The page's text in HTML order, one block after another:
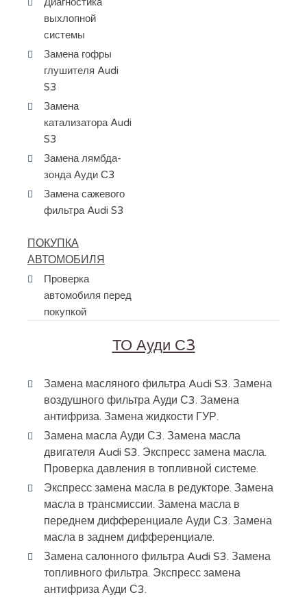
выхлопной
системы
Замена гофры
глушителя Audi
S3
Замена
катализатора Audi
S3
Замена лямбда-
зонда Ауди С3
Замена сажевого
фильтра Audi S3
ПОКУПКА
АВТОМОБИЛЯ
Проверка
автомобиля перед
покупкой
ТО Ауди С3
Замена масляного фильтра Audi S3. Замена
воздушного фильтра Ауди С3. Замена
антифриза. Замена жидкости ГУР.
Замена масла Ауди С3. Замена масла
двигателя Audi S3. Экспресс замена масла.
Проверка давления в топливной системе.
Экспресс замена масла в редукторе. Замена
масла в трансмиссии. Замена масла в
переднем дифференциале Ауди С3. Замена
масла в заднем дифференциале.
Замена салонного фильтра Audi S3. Замена
топливного фильтра. Экспресс замена
антифриза Ауди С3.